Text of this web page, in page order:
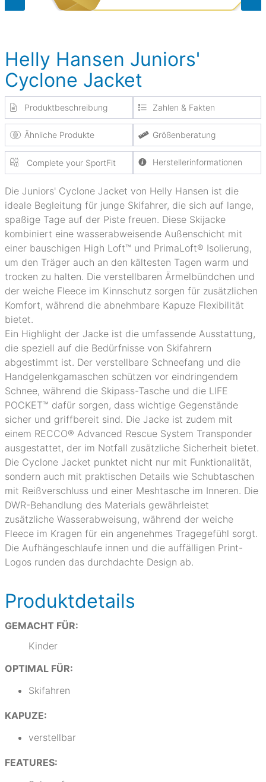
Helly Hansen Juniors'
Cyclone Jacket
Produktbeschreibung Zahlen & Fakten
Ähnliche Produkte Größenberatung
Complete your SportFit Herstellerinformationen
Die Juniors' Cyclone Jacket von Helly Hansen ist die
ideale Begleitung für junge Skifahrer, die sich auf lange,
spaßige Tage auf der Piste freuen. Diese Skijacke
kombiniert eine wasserabweisende Außenschicht mit
einer bauschigen High Loft™ und PrimaLoft® Isolierung,
um den Träger auch an den kältesten Tagen warm und
trocken zu halten. Die verstellbaren Ärmelbündchen und
der weiche Fleece im Kinnschutz sorgen für zusätzlichen
Komfort, während die abnehmbare Kapuze Flexibilität
bietet.
Ein Highlight der Jacke ist die umfassende Ausstattung,
die speziell auf die Bedürfnisse von Skifahrern
abgestimmt ist. Der verstellbare Schneefang und die
Handgelenkgamaschen schützen vor eindringendem
Schnee, während die Skipass-Tasche und die LIFE
POCKET™ dafür sorgen, dass wichtige Gegenstände
sicher und griffbereit sind. Die Jacke ist zudem mit
einem RECCO® Advanced Rescue System Transponder
ausgestattet, der im Notfall zusätzliche Sicherheit bietet.
Die Cyclone Jacket punktet nicht nur mit Funktionalität,
sondern auch mit praktischen Details wie Schubtaschen
mit Reißverschluss und einer Meshtasche im Inneren. Die
DWR-Behandlung des Materials gewährleistet
zusätzliche Wasserabweisung, während der weiche
Fleece im Kragen für ein angenehmes Tragegefühl sorgt.
Die Aufhängeschlaufe innen und die auffälligen Print-
Logos runden das durchdachte Design ab.
Produktdetails
GEMACHT FÜR:
Kinder
OPTIMAL FÜR:
Skifahren
KAPUZE:
verstellbar
FEATURES: